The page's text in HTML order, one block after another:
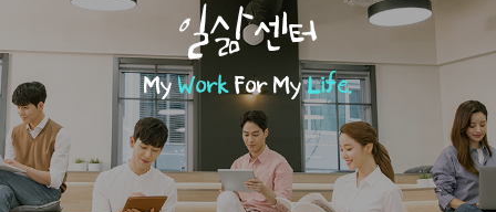
일삶센터
MyWorkFor MyLife.